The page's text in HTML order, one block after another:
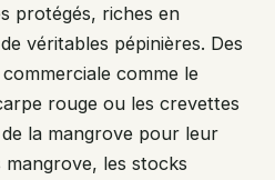
protégés, riches en
véritables pépinières. Des
comme le
rouge ou les crevettes
la mangrove pour leur
mangrove, les stocks